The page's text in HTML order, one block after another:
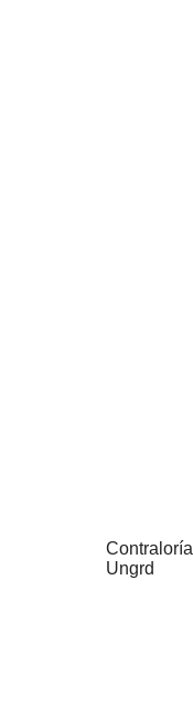
Contraloría
Ungrd